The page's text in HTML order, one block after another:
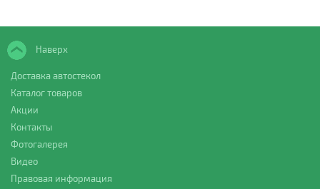
Наверх
Доставка автостекол
Каталог товаров
Акции
Контакты
Фотогалерея
Видео
Правовая информация